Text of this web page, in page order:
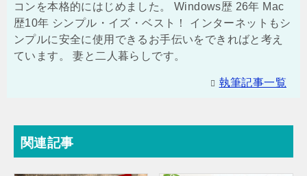
コンを本格的にはじめました。 Windows歴 26年 Mac
歴10年 シンプル・イズ・ベスト！ インターネットもシ
ンプルに安全に使用できるお手伝いをできればと考え
ています。 妻と二人暮らしです。
執筆記事一覧
関連記事